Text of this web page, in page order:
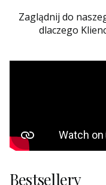
Zaglądnij do
dlaczego
Bestsellery